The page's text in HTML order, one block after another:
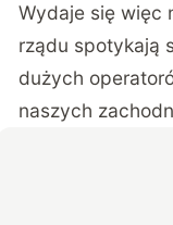
Wydaje się więc
rządu spotykają
dużych
naszych